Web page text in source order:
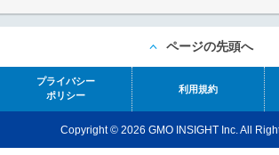
ページの先頭へ
プライバシー
ポリシー
利用規約
Copyright © 2026 GMO INSIGHT Inc. All